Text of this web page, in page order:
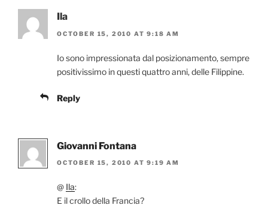
Ila
OCTOBER 15, 2010 AT 9:18 AM
Io sono impressionata dal posizionamento, sempre
positivissimo in questi quattro anni, delle Filippine.
Reply
Giovanni Fontana
OCTOBER 15, 2010 AT 9:19 AM
@ Ila:
E il crollo della Francia?